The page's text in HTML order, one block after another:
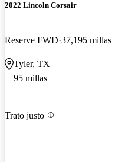
2022 Lincoln Corsair
Reserve FWD 37,195 millas
Tyler, TX
95 millas
Trato justo